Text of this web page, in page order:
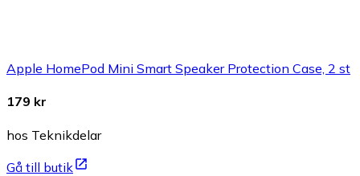
Apple HomePod Mini Smart Speaker Protection Case, 2 st
179 kr
hos Teknikdelar
Gå till butik